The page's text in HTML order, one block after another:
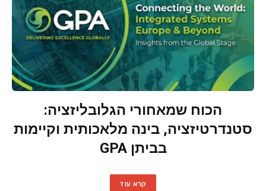
הכוח שמאחורי הגלובליזציה:
סטנדרטיזציה, בינה מלאכותית וקיימות
בביתן GPA
קרא עוד